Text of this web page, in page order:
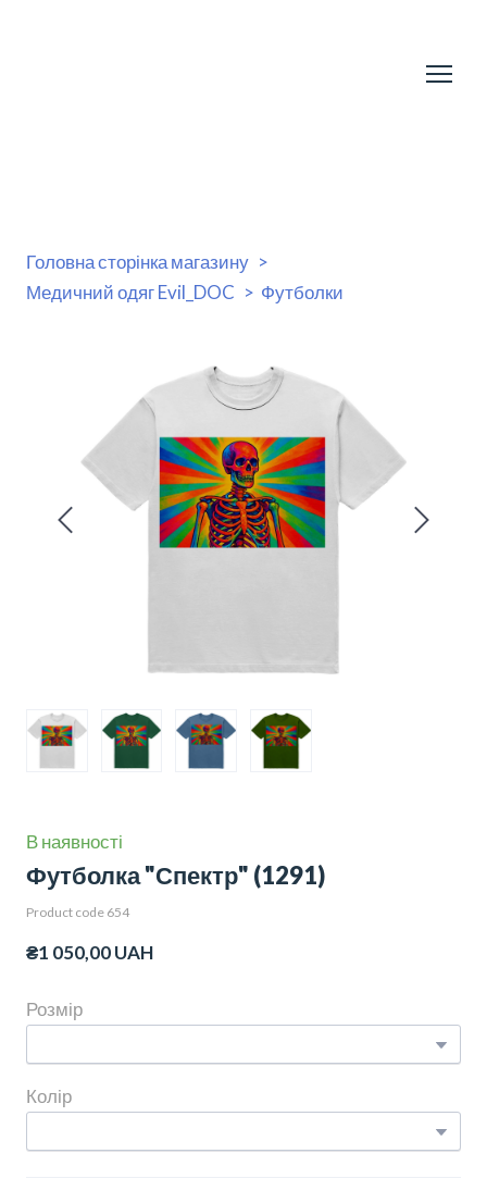
Головна сторінка магазину
Медичний одяг Evil_DOC
Футболки
В наявності
Футболка "Спектр" (1291)
Product code 654
₴1 050,00 UAH
Розмір
Колір